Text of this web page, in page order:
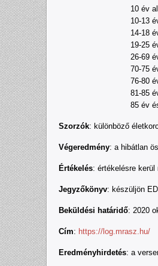
10 év
10-13
14-18
19-25
26-69
70-75
76-80
81-85
85 év
Szorzók: különböző
Végeredmény: a hibátlan
Értékelés: értékelésre
Jegyzőkönyv: készüljön
Beküldési határidő: 2020
Cím: https://log.mrasz.hu/
Eredményhirdetés: a